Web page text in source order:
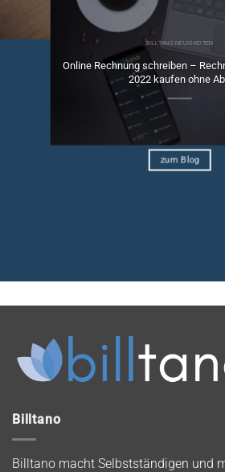
BILLTANO NEUIGKEITEN
Online Rechnung schreiben –
2022 kaufen ohne
zum Blog
Billtano
Billtano macht Selbstständigen und